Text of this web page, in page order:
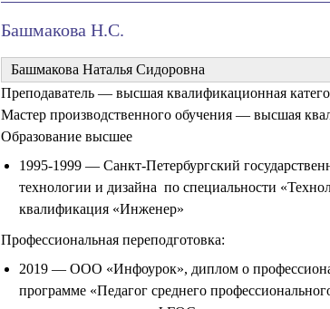
Башмакова Н.С.
Башмакова Наталья Сидоровна
Преподаватель — высшая квалификационная
Мастер производственного обучения — высшая
Образование высшее
1995-1999 — Санкт-Петербургский
технологии и дизайна по специальности
квалификация «Инженер»
Профессиональная переподготовка:
2019 — ООО «Инфоурок», диплом о
программе «Педагог среднего